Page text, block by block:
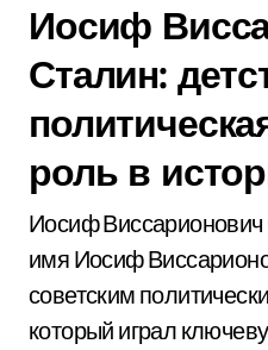
Иосиф
Сталин:
роль в
Иосиф
имя Иосиф
советским
который играл